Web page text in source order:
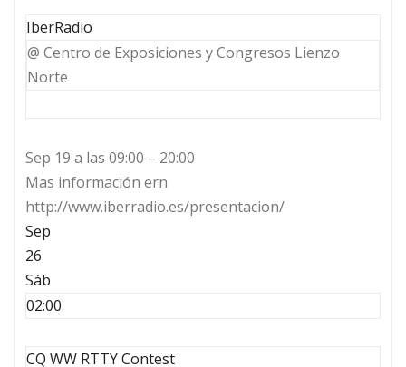
IberRadio
@ Centro de Exposiciones y Congresos Lienzo
Norte
Sep 19 a las 09:00 – 20:00
Mas información ern
http://www.iberradio.es/presentacion/
Sep
26
Sáb
02:00
CQ WW RTTY Contest